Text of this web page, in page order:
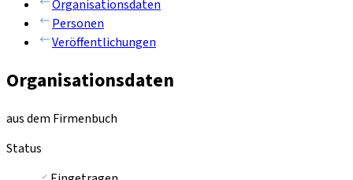
Organisationsdaten
Personen
Veröffentlichungen
Organisationsdaten
aus dem Firmenbuch
Status